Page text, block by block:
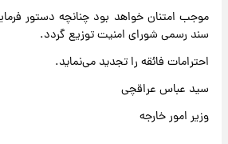
موجب امتنان خواهد بود چنانچه دستور
سند رسمی شورای امنیت توزیع گردد.
احترامات فائقه را تجدید می‌نماید.
سید عباس عراقچی
وزیر امور خارجه